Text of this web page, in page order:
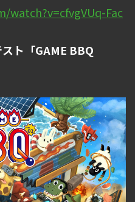
watch?v=cfvgVUq-Fac
スト「GAME BBQ